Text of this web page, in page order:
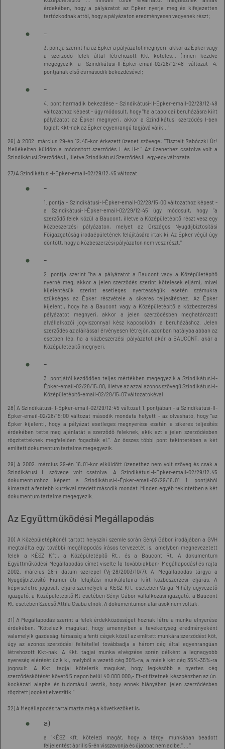
érdekében, hogy a pályázatot az Épker nyerje meg és kifejezetten
tartózkodnak attól, hogy a pályázaton eredményesen vegyenek részt;
-
3. pontja szerint ha az Épker a pályázatot megnyeri, akkor az Épker vagy
a szerződő felek által létrehozott Kkt köteles... (innen kezdve
megegyezik a Szindikátusi-II-Épker-email-02/28/12:48 változat 4.
pontjának első és második bekezdésével;
-
4. pont harmadik bekezdése - Szindikátusi-II-Épker-email-02/28/12:48
változathoz képest - úgy módosult, hogy "ha a tapolcai beruházásra kiírt
pályázatot az Épker megnyeri, akkor a Szindikátusi szerződés I-ben
foglalt Kkt-nak az Épker egyenrangú tagjává válik...".
26) A 2002. március 29-én 12:45-kor érkezett üzenet szövege: "Tisztelt Rabóczki Úr!
Mellékelten küldöm a módosított szerződés I. és II-t." Az üzenethez csatolva volt a
Szindikátusi Szerződés I., illetve Szindikátusi Szerződés II. egy-egy változata.
27) A Szindikátusi-I-Épker-email-02/29/12:45 változat
-
1. pontja - Szindikátusi-I-Épker-email-02/28/15:00 változathoz képest -
a Szindikátusi-I-Épker-email-02/29/12:45 úgy módosult, hogy "a
szerződő felek közül a Baucont, illetve a Középületépítő részt vesz egy
közbeszerzési pályázaton, melyet az Országos Nyugdíjbiztosítási
Főigazgatóság irodaépületének felújítására írtak ki. Az Épker végül úgy
döntött, hogy a közbeszerzési pályázaton nem vesz részt."
-
2. pontja szerint "ha a pályázatot a Baucont vagy a Középületépítő
nyerné meg, akkor a jelen szerződés szerint kötelesek eljárni, mivel
kijelentésük szerint esetleges nyertességük esetén számukra
szükséges az Épker részvétele a sikeres teljesítéshez. Az Épker
kijelenti, hogy ha a Baucont vagy a Középületépítő a közbeszerzési
pályázatot megnyeri, akkor a jelen szerződésben meghatározott
alvállalkozói jogviszonnyal kész kapcsolódni a beruházáshoz. Jelen
szerződés az aláírással érvényesen létrejön, azonban hatályba abban az
esetben lép, ha a közbeszerzési pályázatot akár a BAUCONT, akár a
Középületépítő megnyeri.
-
3. pontjától kezdődően teljes mértékben megegyezik a Szindikátusi-I-
Épker-email-02/28/15:00; illetve az azzal azonos szövegű Szindikátusi-I-
Középületépítő-email-02/28/15:07 változatokéval.
28) A Szindikátusi-II-Épker-email-02/29/12:45 változat 1. pontjában - a Szindikátusi-II-
Épker-email-02/28/15:00 változat második mondata helyett - az olvasható, hogy "az
Épker kijelenti, hogy a pályázat esetleges megnyerése esetén a sikeres teljesítés
érdekében tette meg ajánlatát a szerződő feleknek, akik azt a jelen szerződésben
rögzítetteknek megfelelően fogadták el.". Az összes többi pont tekintetében a két
említett dokumentum tartalma megegyezik.
29) A 2002. március 29-én 16:01-kor elküldött üzenethez nem volt szöveg és csak a
Szindikátusi I. szövege volt csatolva. A Szindikátusi-I-Épker-email-02/29/12:45
dokumentumhoz képest a Szindikátusi-I-Épker-email-02/29/16:01 1. pontjából
kimaradt a fentebb kurzívval szedett második mondat. Minden egyéb tekintetben a két
dokumentum tartalma megegyezik.
Az Együttműködési Megállapodás
30) A Középületépítőnél tartott helyszíni szemle során Sényi Gábor irodájában a GVH
megtalálta egy további megállapodás írásos tervezetét is, amelyben megnevezetett
felek a KÉSZ Kft., a Középületépítő Rt., és a Baucont Rt. A dokumentum
Együttműködési Megállapodás címet viselte (a továbbiakban: Megállapodás) és rajta
2002. március 28-i dátum szerepel (Vj-28/2003/10/7). A Megállapodás tárgya a
Nyugdíjbiztosító Fiumei úti felújítási munkálataira kiírt közbeszerzési eljárás. A
képviseletre jogosult eljáró személyek a KÉSZ Kft. esetében Varga Mihály ügyvezető
igazgató, a Középületépítő Rt esetében Sényi Gábor vállalkozási igazgató, a Baucont
Rt. esetében Szecső Attila Csaba elnök. A dokumentumon aláírások nem voltak.
31) A Megállapodás szerint a felek érdekközösséget hoznak létre a munka elnyerése
érdekében. "Kötelezik magukat, hogy amennyiben a tevékenység eredményeként
valamelyik gazdasági társaság a fenti cégek közül az említett munkára szerződést köt,
úgy az azonos szerződési feltétellel továbbadja a három cég által egyenrangúan
létrehozott Kkt-nak. A Kkt. tagjai munka elvégzése során célként a legnagyobb
nyereség elérését űzik ki, melyből a vezető cég 30%-ra, a másik két cég 35%-35%-ra
jogosult. A Kkt. tagjai kötelezik magukat, hogy legkésőbb a nyertes cég
szerződéskötését követő 5 napon belül 40.000.000,- Ft-ot fizetnek készpénzben az ún.
kockázati alapba és tudomásul veszik, hogy ennek hiányában jelen szerződésben
rögzített jogokat elveszítik."
32) A Megállapodás tartalmazta még a következőket is:
a)
a "KÉSZ Kft. kötelezi magát, hogy a tárgyi munkában beadott
feljelentést április 5-én visszavonja és újabbat nem ad be." ... "